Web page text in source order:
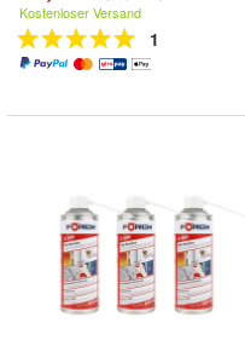
Kostenloser Versand
1